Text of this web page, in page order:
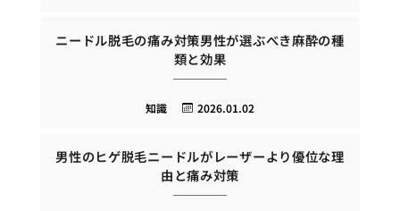
ニードル脱毛の痛み対策男性が選ぶべき麻酔の種
類と効果
2026.01.02
知識
男性のヒゲ脱毛ニードルがレーザーより優位な理
由と痛み対策